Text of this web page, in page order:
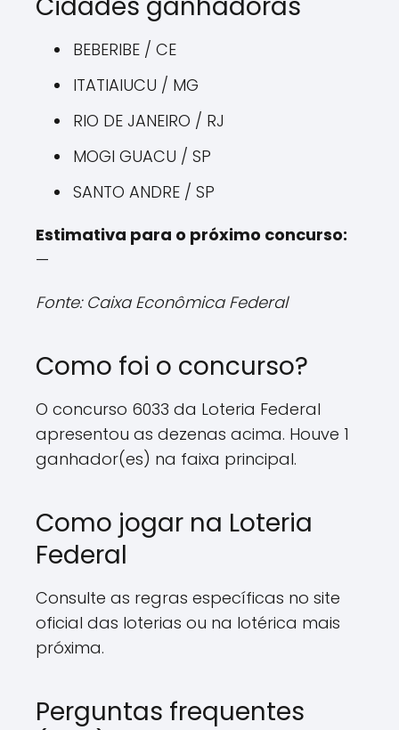
BEBERIBE / CE
ITATIAIUCU / MG
RIO DE JANEIRO / RJ
MOGI GUACU / SP
SANTO ANDRE / SP
Estimativa para o próximo concurso:
—
Fonte: Caixa Econômica Federal
Como foi o concurso?
O concurso 6033 da Loteria Federal
apresentou as dezenas acima. Houve 1
ganhador(es) na faixa principal.
Como jogar na Loteria
Federal
Consulte as regras específicas no site
oficial das loterias ou na lotérica mais
próxima.
Perguntas frequentes